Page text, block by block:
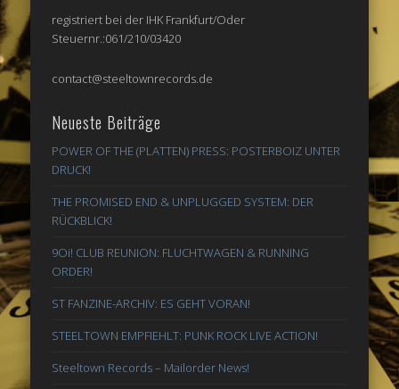
registriert bei der IHK Frankfurt/Oder
Steuernr.:061/210/03420
contact@steeltownrecords.de
Neueste Beiträge
POWER OF THE (PLATTEN) PRESS: POSTERBOIZ UNTER
DRUCK!
THE PROMISED END & UNPLUGGED SYSTEM: DER
RÜCKBLICK!
9Oi! CLUB REUNION: FLUCHTWAGEN & RUNNING
ORDER!
ST FANZINE-ARCHIV: ES GEHT VORAN!
STEELTOWN EMPFIEHLT: PUNK ROCK LIVE ACTION!
Steeltown Records – Mailorder News!